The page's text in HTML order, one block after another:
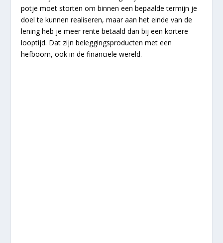
potje moet storten om binnen een bepaalde termijn je
doel te kunnen realiseren, maar aan het einde van de
lening heb je meer rente betaald dan bij een kortere
looptijd. Dat zijn beleggingsproducten met een
hefboom, ook in de financiële wereld.